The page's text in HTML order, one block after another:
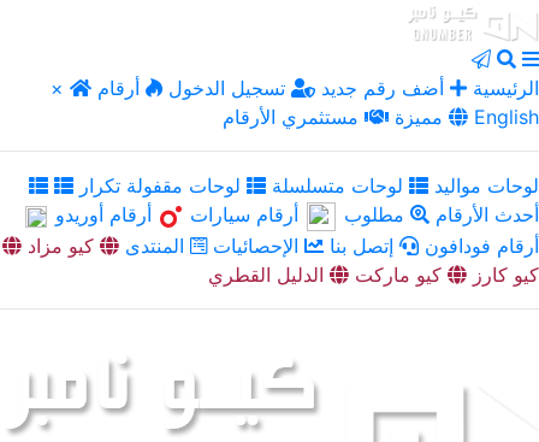
× الرئيسية أضف رقم جديد تسجيل الدخول
أرقام
مميزة
مستثمري الأرقام English
لوحات مواليد لوحات متسلسلة
لوحات مقفولة تكرار
أحدث الأرقام
مطلوب أرقام سيارات
أرقام أوريدو
أرقام فودافون
إتصل بنا الإحصائيات المنتدى
كيو مزاد
كيو كارز
كيو ماركت الدليل القطري